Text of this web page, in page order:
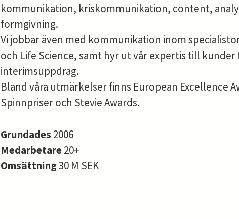
kommunikation, kriskommunikation, content,
formgivning.
Vi jobbar även med kommunikation inom
och Life Science, samt hyr ut vår expertis till kunder
interimsuppdrag.
Bland våra utmärkelser finns European Excellence
Spinnpriser och Stevie Awards.
Grundades 2006
Medarbetare20+
Omsättning30 M SEK